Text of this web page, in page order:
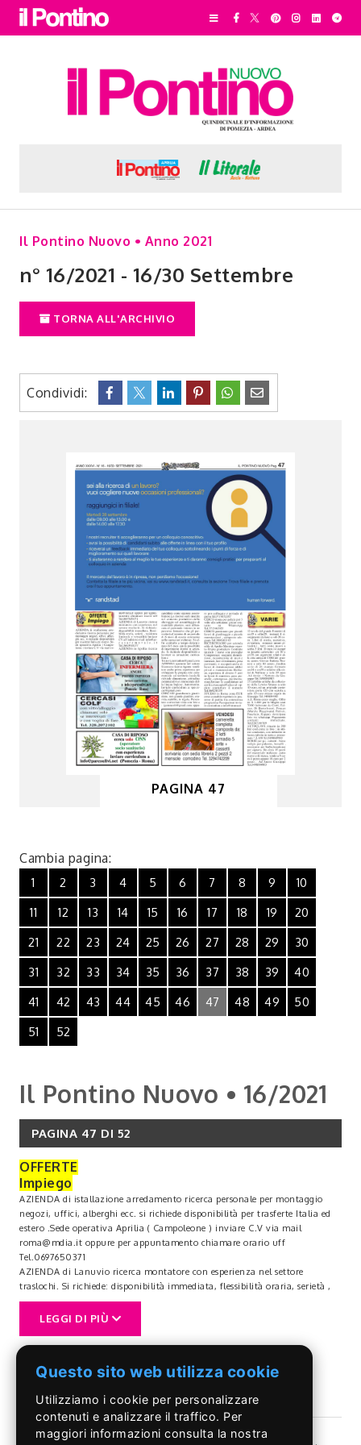
Il Pontino Nuovo • Anno 2021
n° 16/2021 - 16/30 Settembre
TORNA ALL'ARCHIVIO
Condividi:
PAGINA 47
Cambia pagina:
1 2 3 4 5 6 7 8 9
10
11
12 13 14 15 16 17 18 19
20
21
22 23 24 25 26 27 28 29
30
31
32 33 34 35 36 37 38 39
40
41
42 43 44 45 46 47 48 49
50
51
52
Il Pontino Nuovo • 16/2021
PAGINA 47 DI 52
OFFERTE
Impiego
AZIENDA di istallazione arredamento ricerca personale per montaggio
negozi, uffici, alberghi ecc. si richiede disponibilità per trasferte Italia ed
estero .Sede operativa Aprilia ( Campoleone ) inviare C.V via mail
roma@mdia.it oppure per appuntamento chiamare orario uff
Tel.0697650371
AZIENDA di Lanuvio ricerca montatore con esperienza nel settore
traslochi. Si richiede: disponibilità immediata, flessibilità oraria, serietà ,
residenza limitrofa e versatilità Inviare CV all`indirizzo mail:
info@azcasaremovals.it Tel.3663910137
risorsa sarà inserita nel contesto produttivo dello sbavaggio ed
assemblaggio di materiale plastico. sarà affiancata al personale interno in
un percorso formativo che gli permetterà al termine di un periodo di 6
tempo determinato di 6 mesi con la possibilità di inserimento diretto in
azienda. Si richiede disponibilità a lavorare su turnazione. curriculum a
Tel.tevi.curriculum@gmail.com
LEGGI DI PIÙ
Questo sito web utilizza cookie
Utilizziamo i cookie per personalizzare
contenuti e analizzare il traffico. Per
maggiori informazioni consulta la nostra